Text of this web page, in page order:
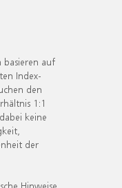
basieren auf
Index-
den
1:1
keine
der